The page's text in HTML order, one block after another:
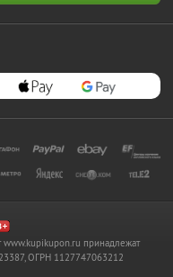
www.kupikupon.ru принадлежат
ОГРН 1127747063212